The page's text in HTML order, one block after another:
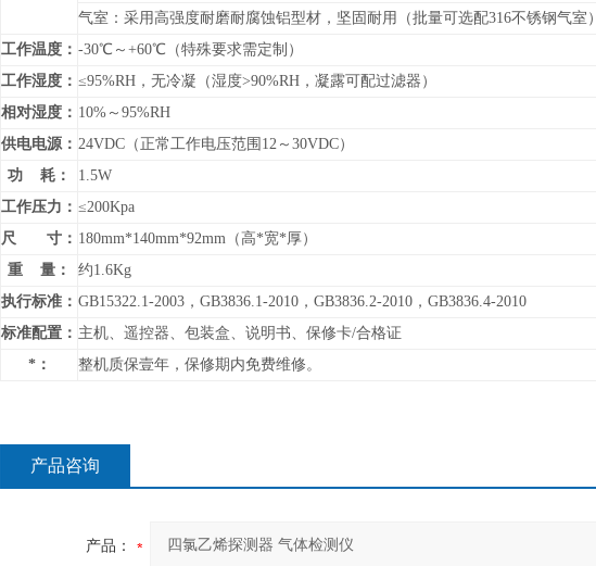
气室：采用高强度耐磨耐腐蚀铝型材，坚固耐用（批量可选配316不锈钢气室）
工作温度： -30℃～+60℃（特殊要求需定制）
工作湿度： ≤95%RH，无冷凝（湿度>90%RH，凝露可配过滤器）
相对湿度： 10%～95%RH
供电电源： 24VDC（正常工作电压范围12～30VDC）
功 耗：
1.5W
工作压力： ≤200Kpa
尺 寸： 180mm*140mm*92mm（高*宽*厚）
重 量：
约1.6Kg
执行标准： GB15322.1-2003，GB3836.1-2010，GB3836.2-2010，GB3836.4-2010
标准配置： 主机、遥控器、包装盒、说明书、保修卡/合格证
*：
整机质保壹年，保修期内免费维修。
产品咨询
产品：